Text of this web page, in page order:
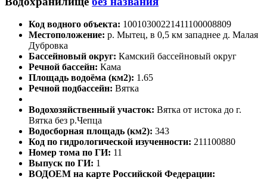
Код водного объекта: 10010300221411100008809
Местоположение: р. Мытец, в 0,5 км западнее д. Малая
Дубровка
Бассейновый округ: Камский бассейновый округ
Речной бассейн: Кама
Площадь водоёма (км2): 1.65
Речной подбассейн: Вятка
Водохозяйственный участок: Вятка от истока до г.
Вятка без р.Чепца
Водосборная площадь (км2): 343
Код по гидрологической изученности: 211100880
Номер тома по ГИ: 11
Выпуск по ГИ: 1
ВОДОЕМ на карте Российской Федерации: